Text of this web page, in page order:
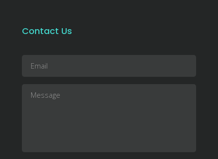
Contact Us